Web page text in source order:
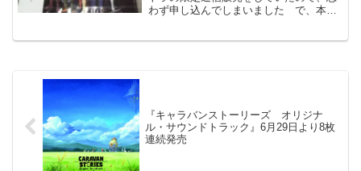
わず申し込んでしまいました で、本日
『キャラバンストーリーズ オリジナ
ル・サウンドトラック』6月29日より8枚
連続発売